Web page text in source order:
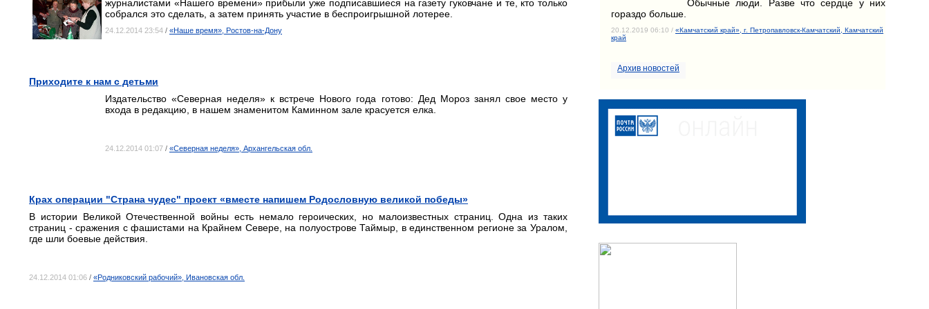
журналистами «Нашего времени» прибыли уже подписавшиеся на газету гуковчане и те, кто только
собрался это сделать, а затем принять участие в беспроигрышной лотерее.
24.12.2014 23:54 / «Наше время», Ростов-на-Дону
Приходите к нам с детьми
Издательство «Северная неделя» к встрече Нового года готово: Дед Мороз занял свое место у
входа в редакцию, в нашем знаменитом Каминном зале красуется елка.
24.12.2014 01:07 / «Северная неделя», Архангельская обл.
Крах операции "Страна чудес" проект «вместе напишем Родословную великой победы»
В истории Великой Отечественной войны есть немало героических, но малоизвестных страниц. Одна из таких
страниц - сражения с фашистами на Крайнем Севере, на полуострове Таймыр, в единственном регионе за Уралом,
где шли боевые действия.
24.12.2014 01:06 / «Родниковский рабочий», Ивановская обл.
Обычные люди. Разве что сердце у них
гораздо больше.
20.12.2019 06:10 / «Камчатский край», г. Петропавловск-Камчатский, Камчатский
край
Архив новостей